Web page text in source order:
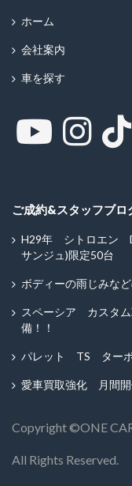
ホーム
会社案内
車を探す
ご成約&スタッフブロ
H29年 シトロエン
サンジュ)限定50台
ボディーの雨じみな
スペーシア カスタ
備！！
パレット TS ター
愛車買取強化 月間
Copyright ©︎ONE
All Rights Reserved.